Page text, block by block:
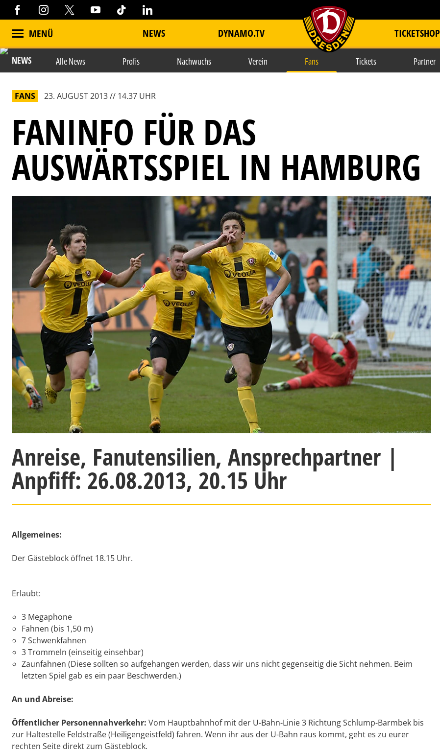
MENÜ NEWS DYNAMO.TV item.title TICKETSHOP
NEWS Alle News Profis Nachwuchs Verein Fans Tickets Partner
FANS 23. AUGUST 2013 // 14.37 UHR
FANINFO FÜR DAS
AUSWÄRTSSPIEL IN HAMBURG
Anreise, Fanutensilien, Ansprechpartner |
Anpfiff: 26.08.2013, 20.15 Uhr
Allgemeines:
Der Gästeblock öffnet 18.15 Uhr.
Erlaubt:
3 Megaphone
Fahnen (bis 1,50 m)
7 Schwenkfahnen
3 Trommeln (einseitig einsehbar)
Zaunfahnen (Diese sollten so aufgehangen werden, dass wir uns nicht gegenseitig die Sicht nehmen. Beim
letzten Spiel gab es ein paar Beschwerden.)
An und Abreise:
Öffentlicher Personennahverkehr: Vom Hauptbahnhof mit der U-Bahn-Linie 3 Richtung Schlump-Barmbek bis
zur Haltestelle Feldstraße (Heiligengeistfeld) fahren. Wenn ihr aus der U-Bahn raus kommt, geht es zu eurer
rechten Seite direkt zum Gästeblock.